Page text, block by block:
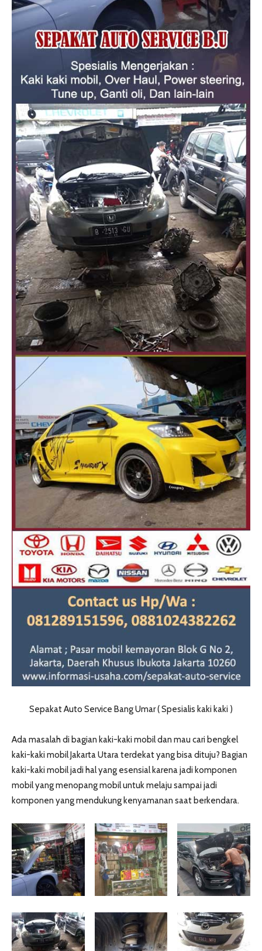
Sepakat Auto Service Bang Umar ( Spesialis kaki kaki )
Ada masalah di bagian kaki-kaki mobil dan mau cari bengkel
kaki-kaki mobil Jakarta Utara terdekat yang bisa dituju? Bagian
kaki-kaki mobil jadi hal yang esensial karena jadi komponen
mobil yang menopang mobil untuk melaju sampai jadi
komponen yang mendukung kenyamanan saat berkendara.